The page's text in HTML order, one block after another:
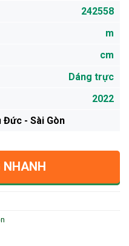
242558
m
cm
Dáng trực
2022
Đức - Sài Gòn